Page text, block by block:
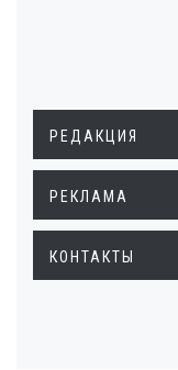
РЕДАКЦИЯ
РЕКЛАМА
КОНТАКТЫ